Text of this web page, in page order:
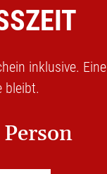
inklusive. Eine
bleibt.